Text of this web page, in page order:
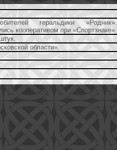
геральдики «Родник».
кооперативом при «Спортзнаке».
области».